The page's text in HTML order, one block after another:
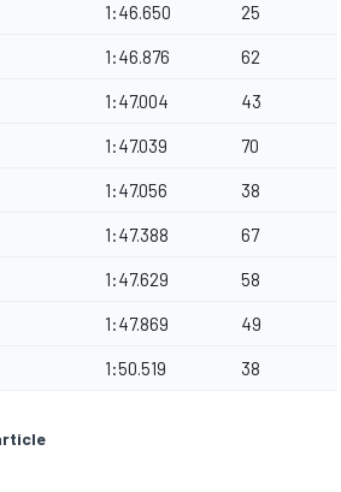
1:46.650 25
1:46.876 62
1:47.004 43
1:47.039 70
1:47.056 38
1:47.388 67
1:47.629 58
1:47.869 49
1:50.519 38